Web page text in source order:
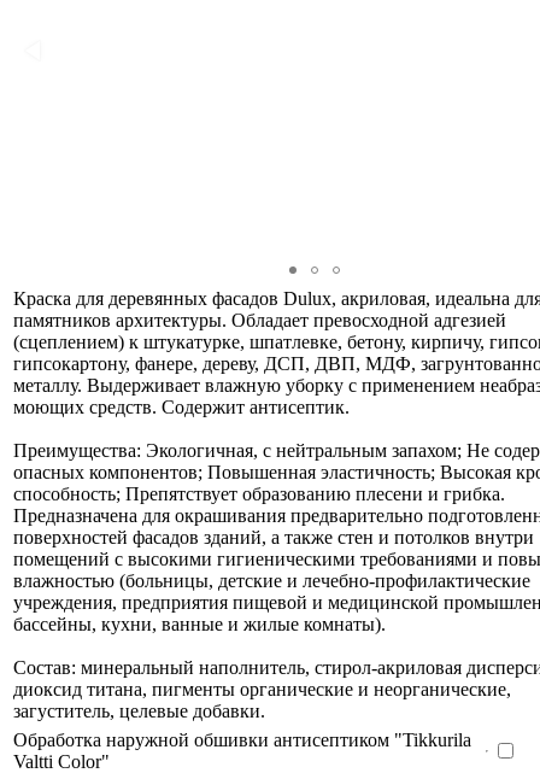
Краска для деревянных фасадов Dulux, акриловая, идеальна
памятников архитектуры. Обладает превосходной адгезией
(сцеплением) к штукатурке, шпатлевке, бетону, кирпичу,
гипсокартону, фанере, дереву, ДСП, ДВП, МДФ,
металлу. Выдерживает влажную уборку с применением
моющих средств. Содержит антисептик.
Преимущества: Экологичная, с нейтральным запахом; Не
опасных компонентов; Повышенная эластичность; Высокая
способность; Препятствует образованию плесени и грибка.
Предназначена для окрашивания предварительно
поверхностей фасадов зданий, а также стен и потолков внутри
помещений c высокими гигиеническими требованиями и
влажностью (больницы, детские и лечебно-профилактические
учреждения, предприятия пищевой и медицинской
бассейны, кухни, ванные и жилые комнаты).
Состав: минеральный наполнитель, стирол-акриловая
диоксид титана, пигменты органические и неорганические,
загуститель, целевые добавки.
Обработка наружной обшивки антисептиком "Tikkurila
Valtti Color"